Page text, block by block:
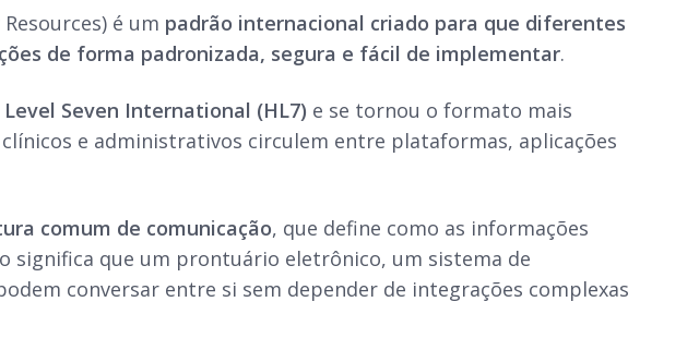
é um padrão internacional criado para que diferentes
de forma padronizada, segura e fácil de implementar.
Seven International (HL7) e se tornou o formato mais
e administrativos circulem entre plataformas, aplicações
comum de comunicação, que define como as informações
significa que um prontuário eletrônico, um sistema de
conversar entre si sem depender de integrações complexas